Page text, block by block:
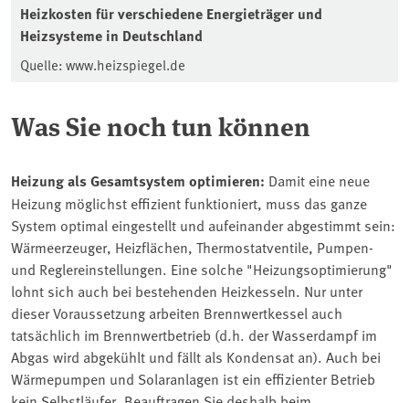
Heizkosten für verschiedene Energieträger und
Heizsysteme in Deutschland
Quelle: www.heizspiegel.de
Was Sie noch tun können
Heizung als Gesamtsystem optimieren: Damit eine neue
Heizung möglichst effizient funktioniert, muss das ganze
System optimal eingestellt und aufeinander abgestimmt sein:
Wärmeerzeuger, Heizflächen, Thermostatventile, Pumpen-
und Reglereinstellungen. Eine solche "Heizungsoptimierung"
lohnt sich auch bei bestehenden Heizkesseln. Nur unter
dieser Voraussetzung arbeiten Brennwertkessel auch
tatsächlich im Brennwertbetrieb (d.h. der Wasserdampf im
Abgas wird abgekühlt und fällt als Kondensat an). Auch bei
Wärmepumpen und Solaranlagen ist ein effizienter Betrieb